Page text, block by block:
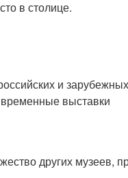
в столице.
и
выставки
других музеев,